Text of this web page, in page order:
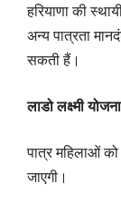
हरियाणा की
अन्य पात्रता
सकती हैं।
लाडो लक्ष्मी
पात्र महिलाओं को
जाएगी।